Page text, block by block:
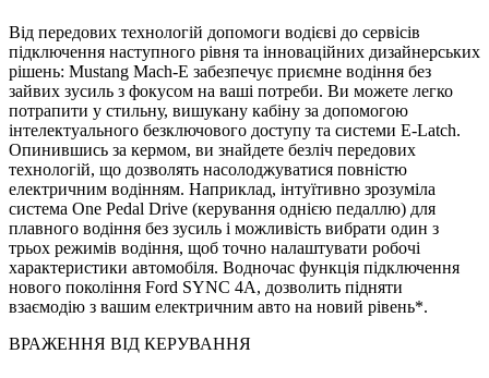
Від передових технологій допомоги водієві до сервісів
підключення наступного рівня та інноваційних дизайнерських
рішень: Mustang Mach-E забезпечує приємне водіння без
зайвих зусиль з фокусом на ваші потреби. Ви можете легко
потрапити у стильну, вишукану кабіну за допомогою
інтелектуального безключового доступу та системи E-Latch.
Опинившись за кермом, ви знайдете безліч передових
технологій, що дозволять насолоджуватися повністю
електричним водінням. Наприклад, інтуїтивно зрозуміла
система One Pedal Drive (керування однією педаллю) для
плавного водіння без зусиль і можливість вибрати один з
трьох режимів водіння, щоб точно налаштувати робочі
характеристики автомобіля. Водночас функція підключення
нового покоління Ford SYNC 4A, дозволить підняти
взаємодію з вашим електричним авто на новий рівень*.
ВРАЖЕННЯ ВІД КЕРУВАННЯ